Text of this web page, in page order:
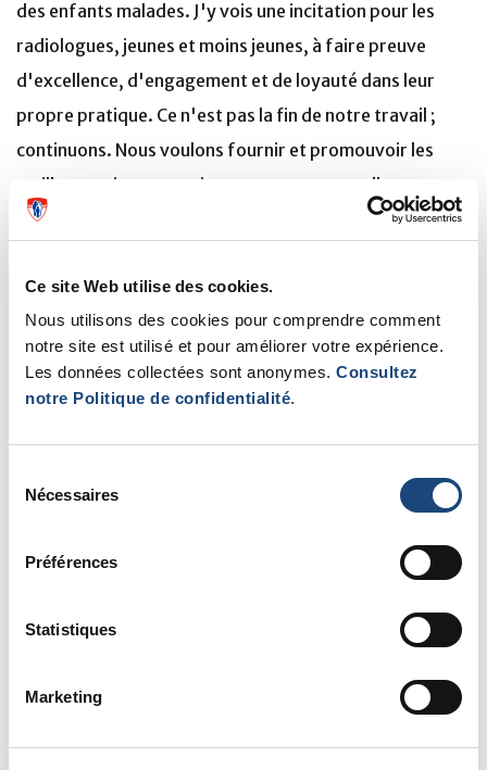
Ce site Web utilise des cookies.
Nous utilisons des cookies pour comprendre comment
notre site est utilisé et pour améliorer votre expérience.
Les données collectées sont anonymes. Consultez
notre Politique de confidentialité.
Nécessaires
Préférences
Statistiques
Marketing
des enfants malades. J'y vois une incitation pour les
radiologues, jeunes et moins jeunes, à faire preuve
d'excellence, d'engagement et de loyauté dans leur
propre pratique. Ce n'est pas la fin de notre travail ;
continuons. Nous voulons fournir et promouvoir les
meilleurs soins aux patients », partage-t-elle.
bravo, Dre Saint-Martin !